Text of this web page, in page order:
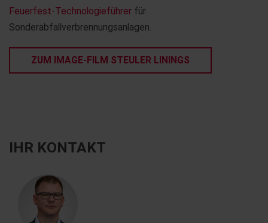
IHR KONTAKT
Feuerfest-Technologieführer für
Sonderabfallverbrennungsanlagen.
ZUM IMAGE-FILM STEULER LININGS